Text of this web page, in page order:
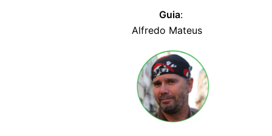
Guia:
Alfredo Mateus